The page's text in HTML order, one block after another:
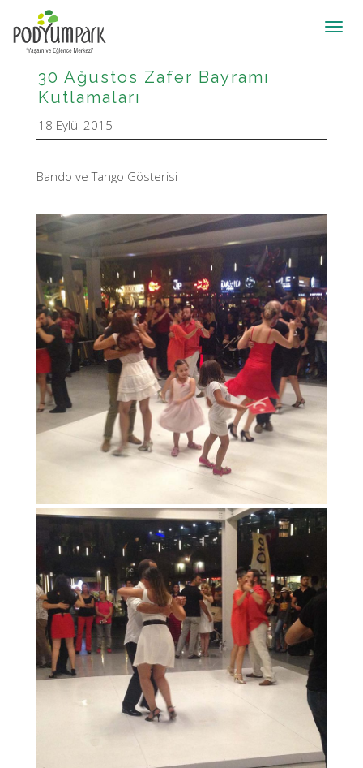
30 Ağustos Zafer Bayramı
Kutlamaları
18 Eylül 2015
Bando ve Tango Gösterisi